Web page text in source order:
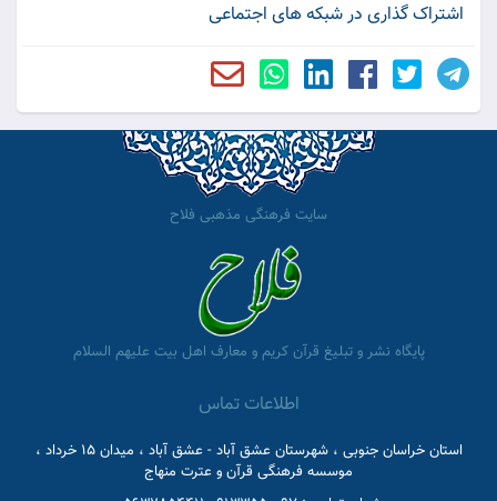
اشتراک گذاری در شبکه های اجتماعی
سایت فرهنگی مذهبی فلاح
پایگاه نشر و تبلیغ قرآن کریم و معارف اهل بیت علیهم السلام
اطلاعات تماس
استان خراسان جنوبی ، شهرستان عشق آباد - عشق آباد ، میدان 15 خرداد ،
موسسه فرهنگی قرآن و عترت منهاج